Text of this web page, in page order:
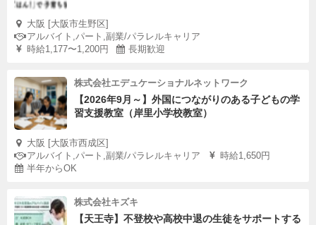
大阪 [大阪市生野区]
アルバイト,パート,副業/パラレルキャリア
時給1,177〜1,200円
長期歓迎
株式会社エデュケーショナルネットワーク
【2026年9月～】外国につながりのある子どもの学
習支援教室（岸里小学校教室）
大阪 [大阪市西成区]
アルバイト,パート,副業/パラレルキャリア
時給1,650円
半年からOK
株式会社キズキ
【天王寺】不登校や高校中退の生徒をサポートする